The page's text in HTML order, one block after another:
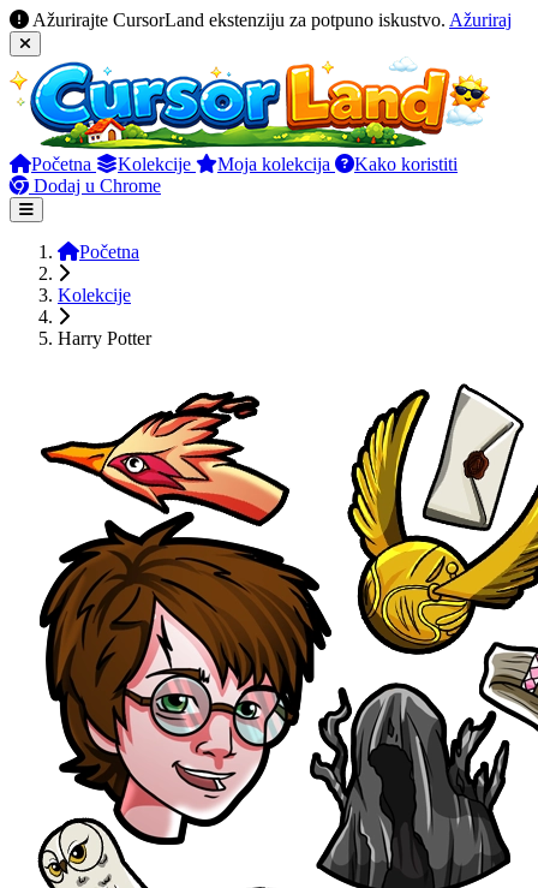
Ažurirajte CursorLand ekstenziju za potpuno iskustvo. Ažuriraj
Početna Kolekcije Moja kolekcija
Kako koristiti
Dodaj u Chrome
Početna
Kolekcije
Harry Potter